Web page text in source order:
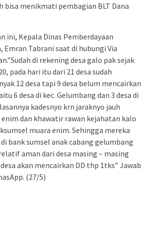
bisa menikmati pembagian BLT Dana
ini, Kepala Dinas Pemberdayaan
Emran Tabrani saat di hubungi Via
di rekening desa galo pak sejak
pada hari itu dari 21 desa sudah
12 desa tapi 9 desa belum mencairkan
6 desa di kec. Gelumbang dan 3 desa di
kadesnyo krn jaraknyo jauh
enim dan khawatir rawan kejahatan kalo
muara enim. Sehingga mereka
bank sumsel anak cabang gelumbang
aman dari desa masing – masing
akan mencairkan DD thp 1tks” Jawab
(27/5)